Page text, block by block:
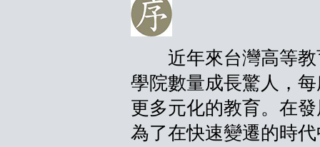
近年來台灣高等教
學院數量成長驚人，
更多元化的教育。在
為了在快速變遷的時